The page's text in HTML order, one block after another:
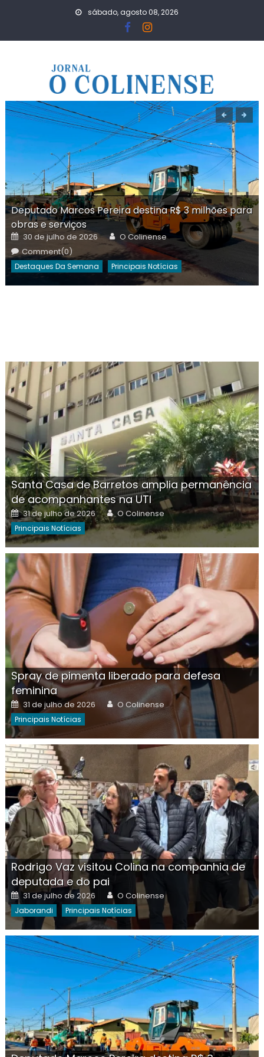
sábado, agosto 08, 2026
Deputado Marcos Pereira destina R$ 3 milhões para
obras e serviços
Posted
on
30 de julho de 2026 Author
O Colinense
Comment(0)
Destaques Da Semana Principais Notícias
Santa Casa de Barretos amplia permanência
de acompanhantes na UTI
Posted
on
31 de julho de 2026 Author
O Colinense
Principais Notícias
Spray de pimenta liberado para defesa
feminina
Posted
on
31 de julho de 2026 Author
O Colinense
Principais Notícias
Rodrigo Vaz visitou Colina na companhia de
deputada e do pai
Posted
on
31 de julho de 2026 Author
O Colinense
Jaborandi Principais Notícias